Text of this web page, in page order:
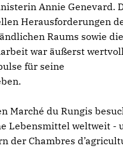
Annie Genevard.
Herausforderungen
Raums sowie die
war äußerst
für seine
Marché du Rungis
Lebensmittel weltweit -
der Chambres